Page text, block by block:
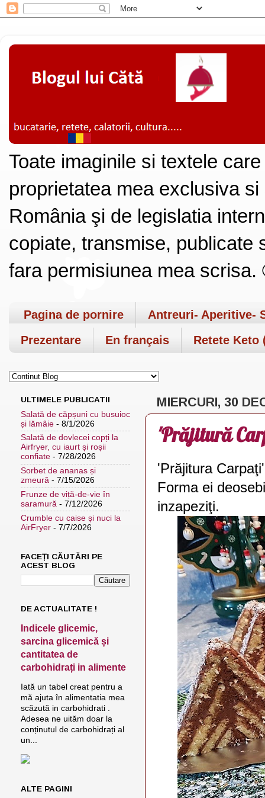
Toate imaginile si textele
proprietatea mea exclusiva
România şi de legislatia
copiate, transmise, publicate
fara permisiunea mea
Pagina de pornire
Antreuri- Aperitive-
Prezentare
En français Retete Keto
MIERCURI, 30
'Prăjitură
'Prăjitura
Forma ei
inzapeziţi.
ULTIMELE PUBLICATII
Salată de căpșuni cu busuioc
și lămâie - 8/1/2026
Salată de dovlecei copți la
Airfryer, cu iaurt și roșii
confiate - 7/28/2026
Sorbet de ananas și
zmeură - 7/15/2026
Frunze de viță-de-vie în
saramură - 7/12/2026
Crumble cu caise și nuci la
AirFryer - 7/7/2026
FACEȚI CĂUTĂRI PE
ACEST BLOG
DE ACTUALITATE !
Indicele glicemic,
sarcina glicemică și
cantitatea de
carbohidrați in alimente
Iată un tabel creat pentru a
mă ajuta în alimentatia mea
scăzută in carbohidrati .
Adesea ne uităm doar la
conținutul de carbohidrați al
un...
ALTE PAGINI